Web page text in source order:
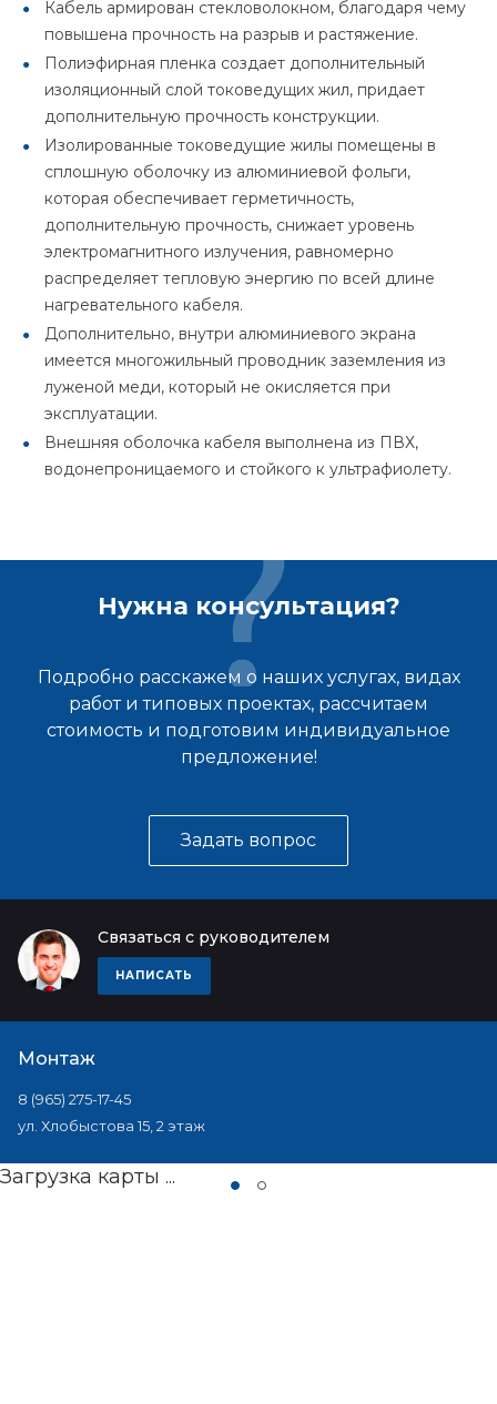
Кабель армирован стекловолокном, благодаря чему
повышена прочность на разрыв и растяжение.
Полиэфирная пленка создает дополнительный
изоляционный слой токоведущих жил, придает
дополнительную прочность конструкции.
Изолированные токоведущие жилы помещены в
сплошную оболочку из алюминиевой фольги,
которая обеспечивает герметичность,
дополнительную прочность, снижает уровень
электромагнитного излучения, равномерно
распределяет тепловую энергию по всей длине
нагревательного кабеля.
Дополнительно, внутри алюминиевого экрана
имеется многожильный проводник заземления из
луженой меди, который не окисляется при
эксплуатации.
Внешняя оболочка кабеля выполнена из ПВХ,
водонепроницаемого и стойкого к ультрафиолету.
Нужна консультация?
Подробно расскажем о наших услугах, видах
работ и типовых проектах, рассчитаем
стоимость и подготовим индивидуальное
предложение!
Задать вопрос
Связаться с руководителем
НАПИСАТЬ
Монтаж
8 (965) 275-17-45
ул. Хлобыстова 15, 2 этаж
Загрузка карты ...